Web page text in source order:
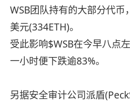
WSB团队持有的大部分代币
美元(334ETH)。
受此影响$WSB在今早八点
一小时便下跌逾83%。
另据安全审计公司派盾